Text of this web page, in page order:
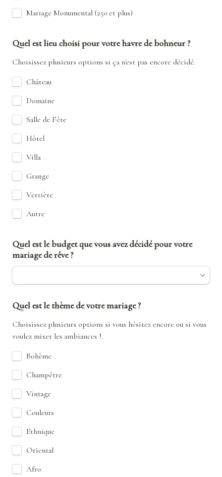
Mariage Monumental (250 et plus)
Quel est lieu choisi pour votre havre de bohneur ?
Choisissez plusieurs options si ça n'est pas encore décidé.
Château
Domaine
Salle de Fête
Hôtel
Villa
Grange
Verrière
Autre
Quel est le budget que vous avez décidé pour votre
mariage de rêve ?
Quel est le thème de votre mariage ?
Choisissez plusieurs options si vous hésitez encore ou si vous
voulez mixer les ambiances !.
Bohème
Champêtre
Vintage
Couleurs
Ethnique
Oriental
Afro